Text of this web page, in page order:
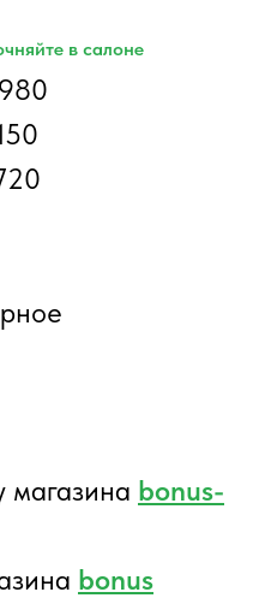
в салоне
магазина bonus-
bonus